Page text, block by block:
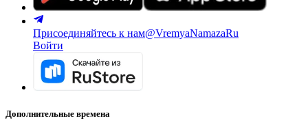
Присоединяйтесь к нам@VremyaNamazaRu
Войти
Дополнительные времена